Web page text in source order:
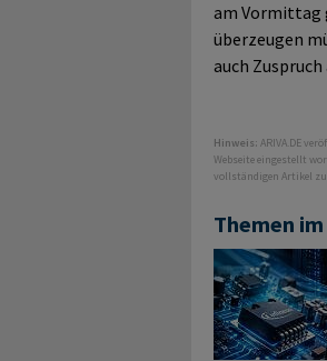
am Vormittag
überzeugen
auch
Hinweis: ARIVA.DE
Webseite eingestellt
vollständigen Artikel
Themen